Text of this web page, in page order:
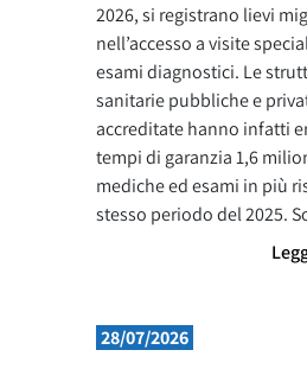
2026, si registrano lievi
nell’accesso a visite
esami diagnostici. Le
sanitarie pubbliche e
accreditate hanno infatti
tempi di garanzia 1,6
mediche ed esami in più
stesso periodo del 2025.
28/07/2026